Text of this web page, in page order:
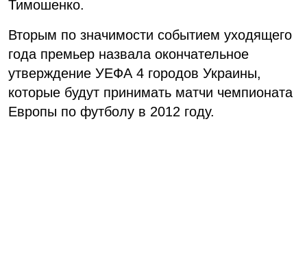
Тимошенко.
Вторым по значимости событием уходящего
года премьер назвала окончательное
утверждение УЕФА 4 городов Украины,
которые будут принимать матчи чемпионата
Европы по футболу в 2012 году.